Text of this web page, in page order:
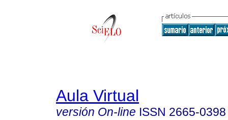
Aula Virtual
versión On-line ISSN 2665-0398